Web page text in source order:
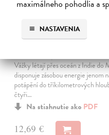
maximálneho pohodlia a
NASTAVENIA
Desatero pohybů -
vodě a ve vzduchu
Vážky létají přes oceán z Indie
disponuje zásobou energie
potápění do tříkilometrových
čtyři…
Na stiahnutie ako PDF
12,69 €